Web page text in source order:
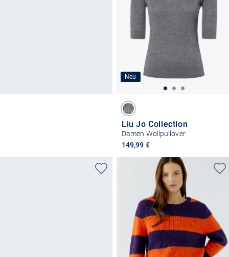
Neu
Liu Jo Collection
Damen Wollpullover
149,99 €